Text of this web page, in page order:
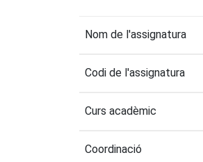
Nom de l'assignatura
Codi de l'assignatura
Curs acadèmic
Coordinació